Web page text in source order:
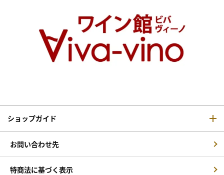
ショップガイド
お問い合わせ先
特商法に基づく表示